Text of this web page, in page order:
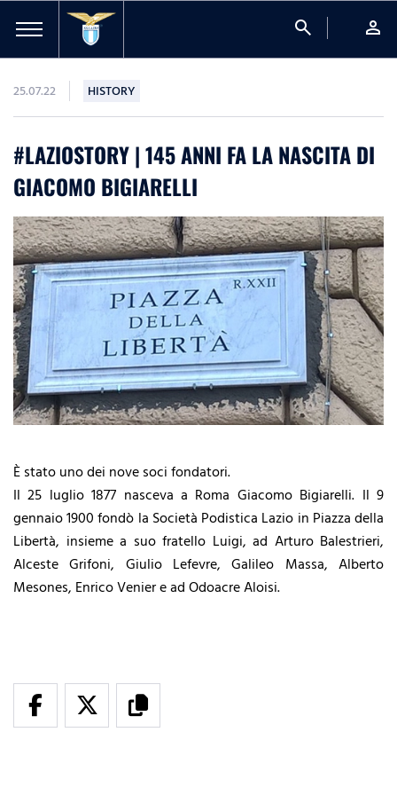
search person
25.07.22 HISTORY
#LAZIOSTORY | 145 ANNI FA LA NASCITA DI
GIACOMO BIGIARELLI
È stato uno dei nove soci fondatori.
Il 25 luglio 1877 nasceva a Roma Giacomo Bigiarelli. Il 9
gennaio 1900 fondò la Società Podistica Lazio in Piazza della
Libertà, insieme a suo fratello Luigi, ad Arturo Balestrieri,
Alceste Grifoni, Giulio Lefevre, Galileo Massa, Alberto
Mesones, Enrico Venier e ad Odoacre Aloisi.